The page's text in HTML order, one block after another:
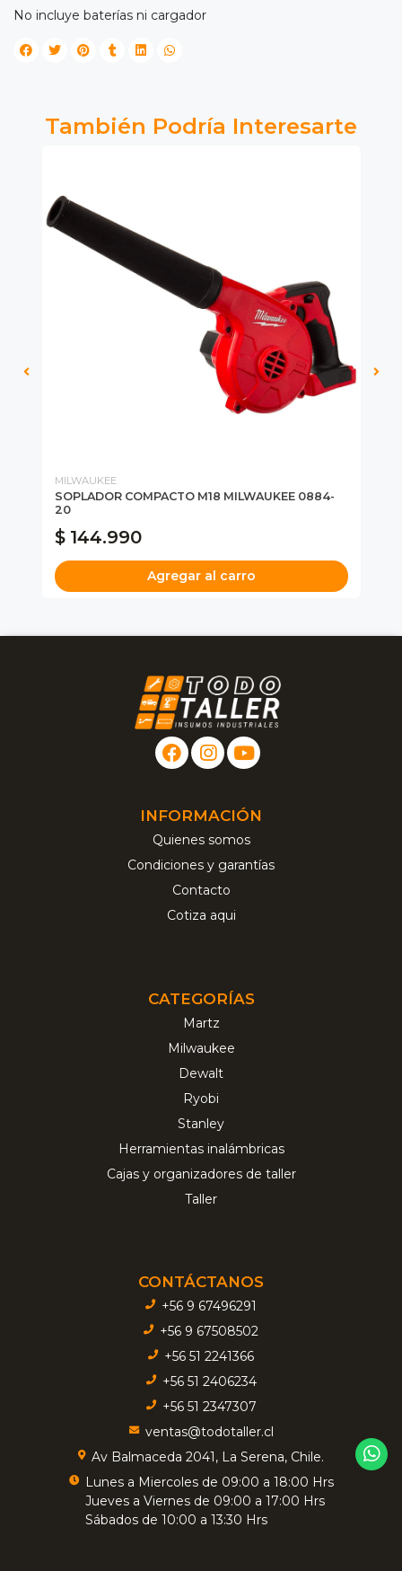
No incluye baterías ni cargador
También Podría Interesarte
MILWAUKEE
SOPLADOR COMPACTO M18 MILWAUKEE 0884-
20
$ 144.990
Agregar al carro
INFORMACIÓN
Quienes somos
Condiciones y garantías
Contacto
Cotiza aqui
CATEGORÍAS
Martz
Milwaukee
Dewalt
Ryobi
Stanley
Herramientas inalámbricas
Cajas y organizadores de taller
Taller
CONTÁCTANOS
+56 9 67496291
+56 9 67508502
+56 51 2241366
+56 51 2406234
+56 51 2347307
ventas@todotaller.cl
Av Balmaceda 2041, La Serena, Chile.
Lunes a Miercoles de 09:00 a 18:00 Hrs
Jueves a Viernes de 09:00 a 17:00 Hrs
Sábados de 10:00 a 13:30 Hrs